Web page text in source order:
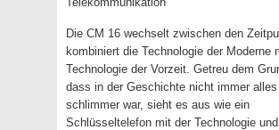
Die CM 16 wechselt zwischen den
kombiniert die Technologie der Moderne
Technologie der Vorzeit. Getreu dem
dass in der Geschichte nicht immer alles
schlimmer war, sieht es aus wie ein
Schlüsseltelefon mit der Technologie